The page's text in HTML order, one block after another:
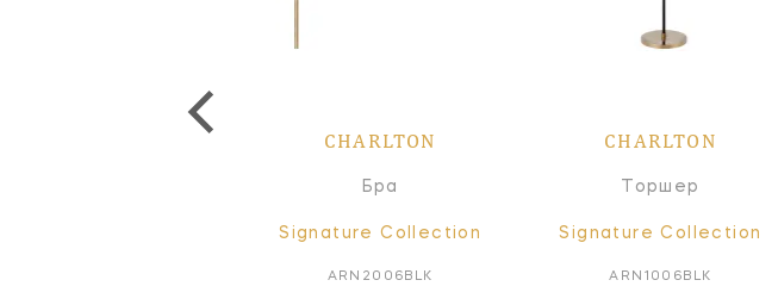
CHARLTON
Бра
Signature Collection
ARN2006BLK
CHARLTON
Торшер
Signature Collection
ARN1006BLK